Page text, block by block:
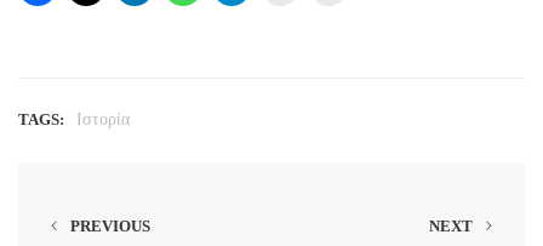
TAGS: Ιστορία
PREVIOUS NEXT